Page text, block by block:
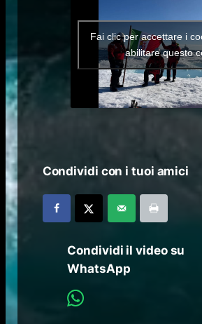
Fai clic per accettare i
abilitare questo
Condividi con i tuoi amici
Condividi il video su
WhatsApp